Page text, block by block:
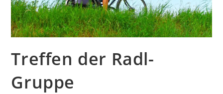
Treffen der Radl-
Gruppe